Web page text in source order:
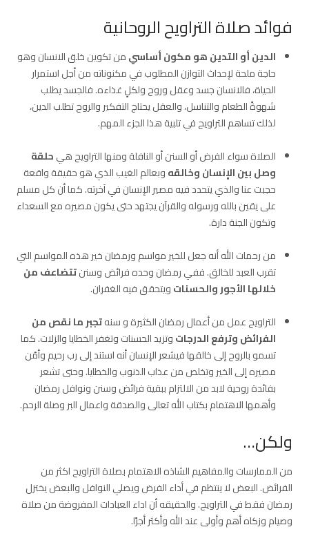
فوائد صلاة التراويح الروحانية
الدين أو التدين هو مكون أساسيمن تكوين خلق الانسان وهو
حاجة ملحة لإحداث التوازن المطلوب في مكنوناته من أجل استمرار
الحياة، فالانسان جسد وعقل وروح ولكلٍ غذاءه. فالجسد يطلب
شهوةً الطعام والتناسل، والعقل يحتاج التفكير والروح تطلب الدين،
لذلك تساهم التراويح في تلبية هذا الجزء المهم.
الصلاة سواء الفرض أو السنن أو النافلة ومنها التراويح هيحلقة
وصل بين الإنسان وخالقهوبعالم الغيب الذي هو حقيقة واقعة
حجبت عنا والذي يتحدد فيه مصير الإنسان في آخرته. كما أن كل مسلم
على يقين بالله ورسوله والقرآن يجتهد حتى يكون مصيره مع السعداء
وتكون الجنة دارة.
من رحمات الله أنه جعل للخير مواسم ورمضان خير هذه المواسم التي
تقرب العبد للخالق. ففي رمضان وحده فرائض وسننتتضاعف من
خلالها الأجور والحسناتويتحقق فيه الغفران.
التراويح عمل من أعمال رمضان الكثيرة و سنهتجبر ما نقص من
الفرائض وترفع الدرجاتوتزيد الحسنات وتغفر الخطايا والزلات. كما
تسمو بالروح إلى خالقها فيشعر الإنسان أنه استند إلى رب رحيم وأمّن
مصيره إلى الخير وتخلص من عذاب الذنوب والخطايا. وحتى تشعر
بفائدة روحية لابد من الالتزام ببقية فرائض وسنن ونوافل رمضان
وأهمها الاهتمام بكتاب الله تعالى والصدقة واعمال البر وصلة الرحم.
ولكن…
من الممارسات والمفاهيم الشاذه الاهتمام بصلاة التراويح اكثر من
الفرائض. البعض لا ينتظم في أداء الفرض ويصلي النوافل والبعض يختزل
رمضان فقط في التراويح. والحقيقه أن اداء العبادات المفروضة من صلاة
وصيام وزكاه أهم وأولى عند الله وأكثر أجرًا.